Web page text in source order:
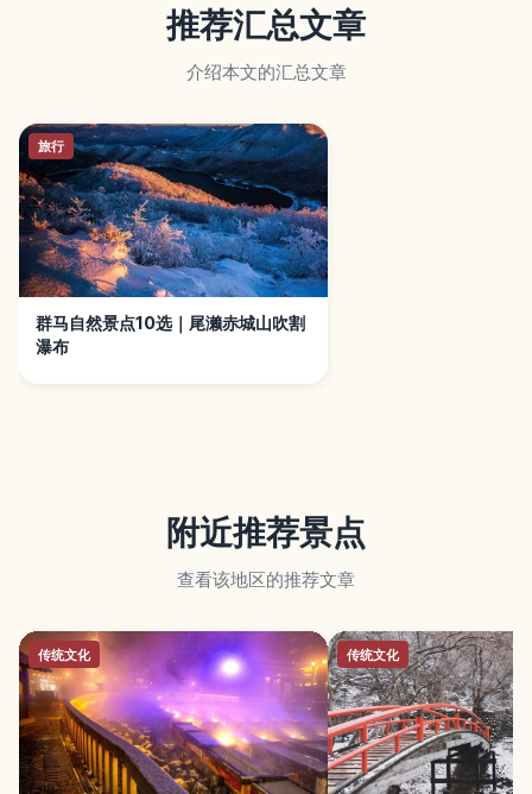
推荐汇总文章
介绍本文的汇总文章
旅行
群马自然景点10选｜尾濑赤城山吹割
瀑布
附近推荐景点
查看该地区的推荐文章
传统文化 传统文化